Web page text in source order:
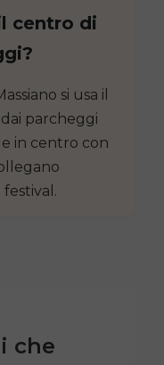
centro di
si usa il
parcheggi
in centro con
che